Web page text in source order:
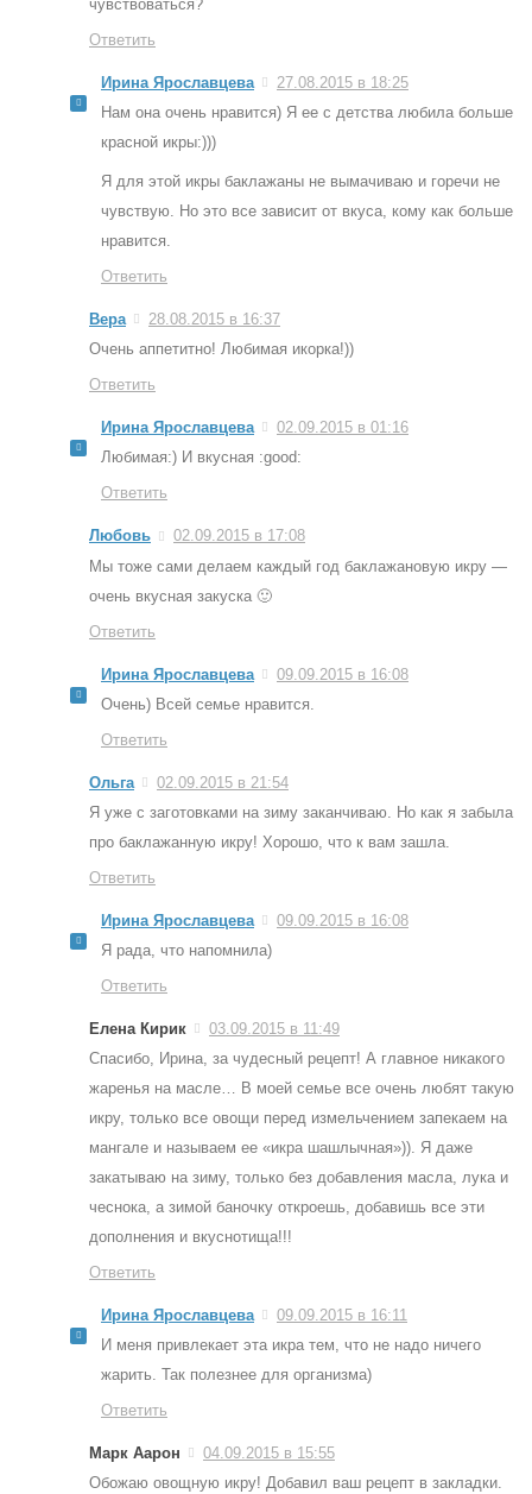
чувствоваться?
Ответить
Ирина Ярославцева
27.08.2015 в 18:25
Нам она очень нравится) Я ее с детства любила больше
красной икры:)))
Я для этой икры баклажаны не вымачиваю и горечи не
чувствую. Но это все зависит от вкуса, кому как больше
нравится.
Ответить
Вера
28.08.2015 в 16:37
Очень аппетитно! Любимая икорка!))
Ответить
Ирина Ярославцева
02.09.2015 в 01:16
Любимая:) И вкусная :good:
Ответить
Любовь
02.09.2015 в 17:08
Мы тоже сами делаем каждый год баклажановую икру —
очень вкусная закуска 🙂
Ответить
Ирина Ярославцева
09.09.2015 в 16:08
Очень) Всей семье нравится.
Ответить
Ольга
02.09.2015 в 21:54
Я уже с заготовками на зиму заканчиваю. Но как я забыла
про баклажанную икру! Хорошо, что к вам зашла.
Ответить
Ирина Ярославцева
09.09.2015 в 16:08
Я рада, что напомнила)
Ответить
Елена Кирик
03.09.2015 в 11:49
Спасибо, Ирина, за чудесный рецепт! А главное никакого
жаренья на масле… В моей семье все очень любят такую
икру, только все овощи перед измельчением запекаем на
мангале и называем ее «икра шашлычная»)). Я даже
закатываю на зиму, только без добавления масла, лука и
чеснока, а зимой баночку откроешь, добавишь все эти
дополнения и вкуснотища!!!
Ответить
Ирина Ярославцева
09.09.2015 в 16:11
И меня привлекает эта икра тем, что не надо ничего
жарить. Так полезнее для организма)
Ответить
Марк Аарон
04.09.2015 в 15:55
Обожаю овощную икру! Добавил ваш рецепт в закладки.